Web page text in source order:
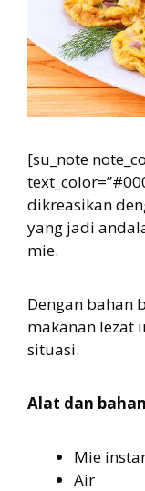
[su_note
dikreasikan
yang jadi
mie.
Dengan bahan
makanan lezat
situasi.
Alat dan
Mie
Air